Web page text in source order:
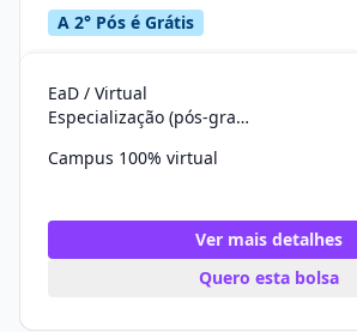
A 2° Pós é Grátis
EaD / Virtual
Especialização (pós-graduação)
Campus 100% virtual
Ver mais detalhes
Quero esta bolsa